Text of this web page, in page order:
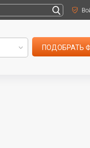
ПОДОБРАТЬ